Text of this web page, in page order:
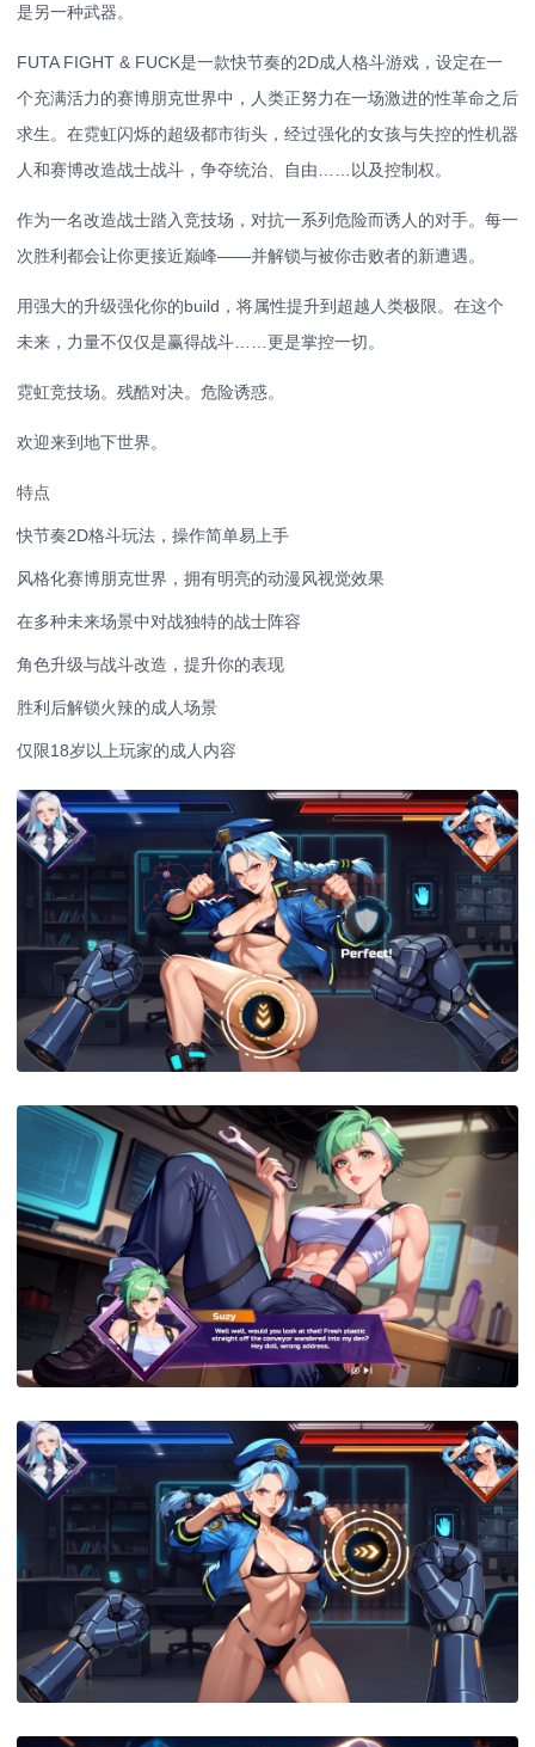
是另一种武器。
FUTA FIGHT & FUCK是一款快节奏的2D成人格斗游戏，设定在一
个充满活力的赛博朋克世界中，人类正努力在一场激进的性革命之后
求生。在霓虹闪烁的超级都市街头，经过强化的女孩与失控的性机器
人和赛博改造战士战斗，争夺统治、自由……以及控制权。
作为一名改造战士踏入竞技场，对抗一系列危险而诱人的对手。每一
次胜利都会让你更接近巅峰——并解锁与被你击败者的新遭遇。
用强大的升级强化你的build，将属性提升到超越人类极限。在这个
未来，力量不仅仅是赢得战斗……更是掌控一切。
霓虹竞技场。残酷对决。危险诱惑。
欢迎来到地下世界。
特点
快节奏2D格斗玩法，操作简单易上手
风格化赛博朋克世界，拥有明亮的动漫风视觉效果
在多种未来场景中对战独特的战士阵容
角色升级与战斗改造，提升你的表现
胜利后解锁火辣的成人场景
仅限18岁以上玩家的成人内容